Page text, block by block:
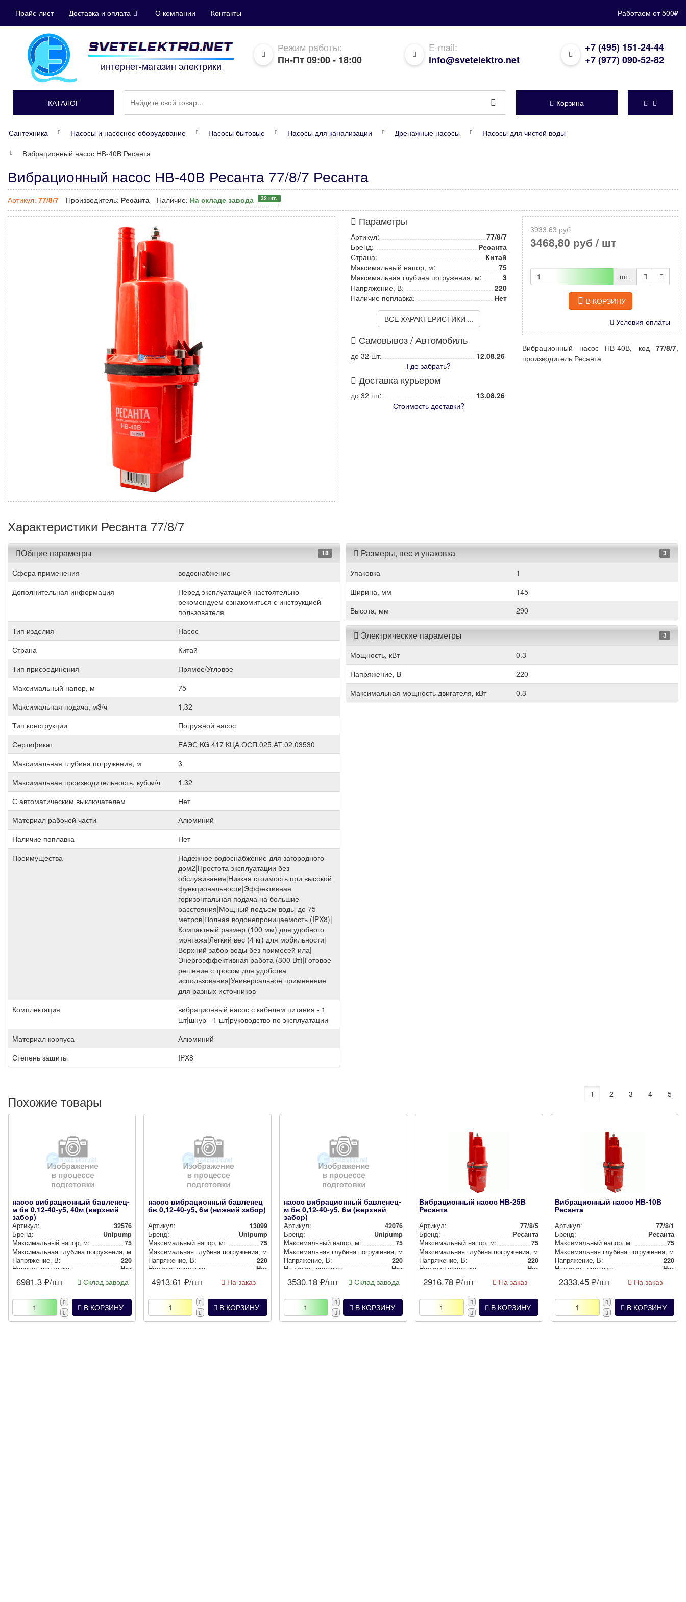
Прайс-лист Доставка и оплата О компании Контакты Работаем от 500₽
интернет-магазин электрики
Режим работы:
Пн-Пт 09:00 - 18:00
E-mail:
info@svetelektro.net
+7 (495) 151-24-44
+7 (977) 090-52-82
КАТАЛОГ Корзина
Сантехника Насосы и насосное оборудование Насосы бытовые Насосы для канализации Дренажные насосы
Насосы для чистой воды
Вибрационный насос НВ-40В Ресанта
Вибрационный насос НВ-40В Ресанта 77/8/7 Ресанта
Артикул: 77/8/7 Производитель: Ресанта Наличие: На складе завода 32 шт.
Параметры
Артикул:
77/8/7
Бренд:
Ресанта
Страна:
Китай
Максимальный напор, м:
75
Максимальная глубина погружения, м:
3
Напряжение, В:
220
Наличие поплавка:
Нет
ВСЕ ХАРАКТЕРИСТИКИ ...
Самовывоз / Автомобиль
до 32 шт:
12.08.26
Где забрать?
Доставка курьером
до 32 шт:
13.08.26
Стоимость доставки?
3933,63 руб
3468,80 руб / шт
шт.
В КОРЗИНУ
Условия оплаты
Вибрационный насос НВ-40В, код 77/8/7,
производитель Ресанта
Характеристики Ресанта 77/8/7
Общие параметры 18
Сфера применения
водоснабжение
Дополнительная информация
Перед эксплуатацией настоятельно
рекомендуем ознакомиться с инструкцией
пользователя
Тип изделия
Насос
Страна
Китай
Тип присоединения
Прямое/Угловое
Максимальный напор, м
75
Максимальная подача, м3/ч
1,32
Тип конструкции
Погружной насос
Сертификат
ЕАЭС KG 417 КЦА.ОСП.025.АТ.02.03530
Максимальная глубина погружения, м
3
Максимальная производительность, куб.м/ч
1.32
С автоматическим выключателем
Нет
Материал рабочей части
Алюминий
Наличие поплавка
Нет
Преимущества
Надежное водоснабжение для загородного
дом2|Простота эксплуатации без
обслуживания|Низкая стоимость при высокой
функциональности|Эффективная
горизонтальная подача на большие
расстояния|Мощный подъем воды до 75
метров|Полная водонепроницаемость (IPX8)|
Компактный размер (100 мм) для удобного
монтажа|Легкий вес (4 кг) для мобильности|
Верхний забор воды без примесей ила|
Энергоэффективная работа (300 Вт)|Готовое
решение с тросом для удобства
использования|Универсальное применение
для разных источников
Комплектация
вибрационный насос с кабелем питания - 1
шт|шнур - 1 шт|руководство по эксплуатации
Материал корпуса
Алюминий
Степень защиты
IPX8
Размеры, вес и упаковка 3
Упаковка
1
Ширина, мм
145
Высота, мм
290
Электрические параметры 3
Мощность, кВт
0.3
Напряжение, В
220
Максимальная мощность двигателя, кВт
0.3
Похожие товары 1 2 3 4 5
насос вибрационный бавленец-
м бв 0,12-40-у5, 40м (верхний
забор)
Артикул:
32576
Бренд:
Unipump
Мак­си­маль­ный напор, м:
75
Мак­си­маль­ная глубина пог­ру­же­ния, м:
Нап­ря­же­ние, В:
220
Наличие поплавка:
Нет
6981.3 ₽/шт Склад завода
В КОРЗИНУ
насос вибрационный бавленец
бв 0,12-40-у5, 6м (нижний забор)
Артикул:
13099
Бренд:
Unipump
Мак­си­маль­ный напор, м:
75
Мак­си­маль­ная глубина пог­ру­же­ния, м:
Нап­ря­же­ние, В:
220
Наличие поплавка:
Нет
4913.61 ₽/шт На заказ
В КОРЗИНУ
насос вибрационный бавленец-
м бв 0,12-40-у5, 6м (верхний
забор)
Артикул:
42076
Бренд:
Unipump
Мак­си­маль­ный напор, м:
75
Мак­си­маль­ная глубина пог­ру­же­ния, м:
Нап­ря­же­ние, В:
220
Наличие поплавка:
Нет
3530.18 ₽/шт Склад завода
В КОРЗИНУ
Вибрационный насос НВ-25В
Ресанта
Артикул:
77/8/5
Бренд:
Ресанта
Мак­си­маль­ный напор, м:
75
Мак­си­маль­ная глубина пог­ру­же­ния, м:
Нап­ря­же­ние, В:
220
Наличие поплавка:
Нет
2916.78 ₽/шт На заказ
В КОРЗИНУ
Вибрационный насос НВ-10В
Ресанта
Артикул:
77/8/1
Бренд:
Ресанта
Мак­си­маль­ный напор, м:
75
Мак­си­маль­ная глубина пог­ру­же­ния, м:
Нап­ря­же­ние, В:
220
Наличие поплавка:
Нет
2333.45 ₽/шт На заказ
В КОРЗИНУ